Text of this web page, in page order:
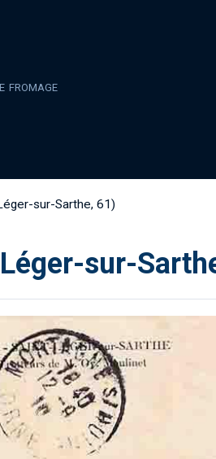
fromage
sur-Sarthe, 61)
sur-